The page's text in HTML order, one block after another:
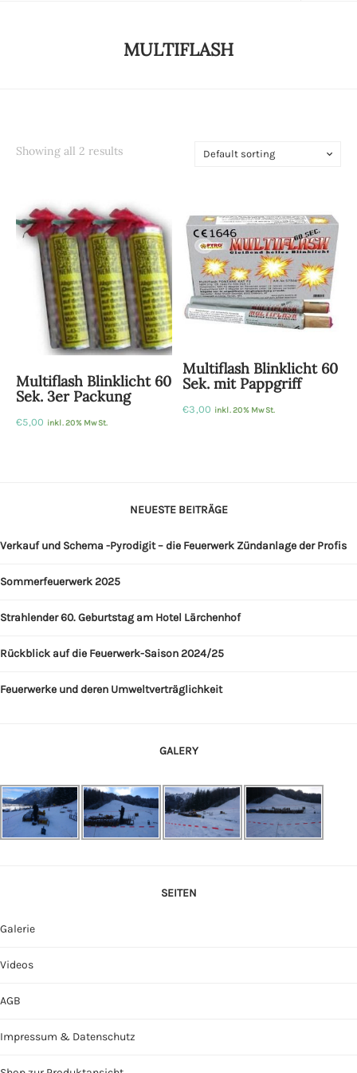
MULTIFLASH
Showing all 2 results
Multiflash Blinklicht 60
Sek. 3er Packung
€5,00 inkl. 20% MwSt.
Multiflash Blinklicht 60
Sek. mit Pappgriff
€3,00 inkl. 20% MwSt.
NEUESTE BEITRÄGE
Verkauf und Schema -Pyrodigit – die Feuerwerk Zündanlage der Profis
Sommerfeuerwerk 2025
Strahlender 60. Geburtstag am Hotel Lärchenhof
Rückblick auf die Feuerwerk-Saison 2024/25
Feuerwerke und deren Umweltverträglichkeit
GALERY
SEITEN
Galerie
Videos
AGB
Impressum & Datenschutz